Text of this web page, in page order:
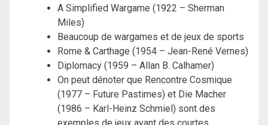
A Simplified Wargame (1922 – Sherman
Miles)
Beaucoup de wargames et de jeux de sports
Rome & Carthage (1954 – Jean-René Vernes)
Diplomacy (1959 – Allan B. Calhamer)
On peut dénoter que Rencontre Cosmique
(1977 – Future Pastimes) et Die Macher
(1986 – Karl-Heinz Schmiel) sont des
exemples de jeux ayant des courtes